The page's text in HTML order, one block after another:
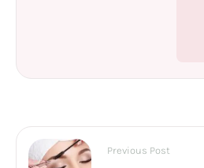
Previous Post